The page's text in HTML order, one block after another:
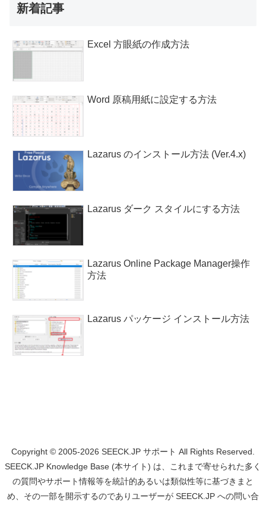
新着記事
Excel 方眼紙の作成方法
Word 原稿用紙に設定する方法
Lazarus のインストール方法 (Ver.4.x)
Lazarus ダーク スタイルにする方法
Lazarus Online Package Manager操作
方法
Lazarus パッケージ インストール方法
Copyright © 2005-2026 SEECK.JP サポート All Rights Reserved.
SEECK.JP Knowledge Base (本サイト) は、これまで寄せられた多く
の質問やサポート情報等を統計的あるいは類似性等に基づきまと
め、その一部を開示するのでありユーザーが SEECK.JP への問い合